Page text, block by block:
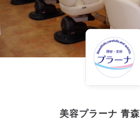
美容プラーナ 青